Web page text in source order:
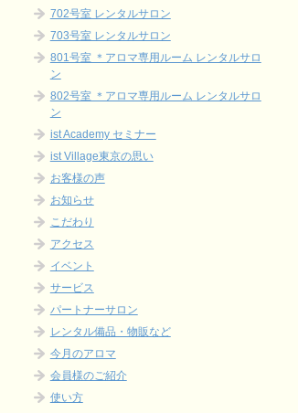
702号室 レンタルサロン
703号室 レンタルサロン
801号室 ＊アロマ専用ルーム レンタルサロ
ン
802号室 ＊アロマ専用ルーム レンタルサロ
ン
ist Academy セミナー
ist Village東京の思い
お客様の声
お知らせ
こだわり
アクセス
イベント
サービス
パートナーサロン
レンタル備品・物販など
今月のアロマ
会員様のご紹介
使い方